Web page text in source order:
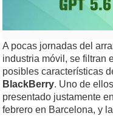
A pocas jornadas del
industria móvil, se filtran
posibles características
BlackBerry. Uno de
presentado justamente
febrero en Barcelona, y